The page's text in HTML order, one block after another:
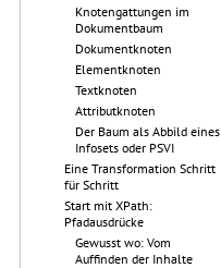
Knotengattungen im
Dokumentbaum
Dokumentknoten
Elementknoten
Textknoten
Attributknoten
Der Baum als Abbild eines
Infosets oder PSVI
Eine Transformation Schritt
für Schritt
Start mit XPath:
Pfadausdrücke
Gewusst wo: Vom
Auffinden der Inhalte